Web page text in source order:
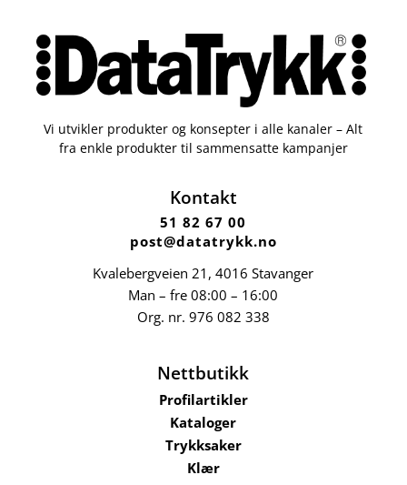
Vi utvikler produkter og konsepter i alle kanaler – Alt
fra enkle produkter til sammensatte kampanjer
Kontakt
51 82 67 00
post@datatrykk.no
Kvalebergveien 21 , 4016 Stavanger
Man – fre 08:00 – 16:00
Org. nr. 976 082 338
Nettbutikk
Profilartikler
Kataloger
Trykksaker
Klær